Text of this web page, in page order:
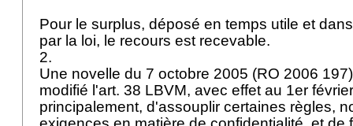
Pour le surplus, déposé en temps utile et
par la loi, le recours est recevable.
2.
Une novelle du 7 octobre 2005 (RO 2006
modifié l'art. 38 LBVM, avec effet au 1er
principalement, d'assouplir certaines règles,